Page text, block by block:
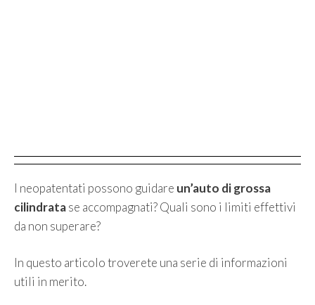
I neopatentati possono guidare un’auto di grossa
cilindratase accompagnati? Quali sono i limiti effettivi
da non superare?
In questo articolo troverete una serie di informazioni
utili in merito.